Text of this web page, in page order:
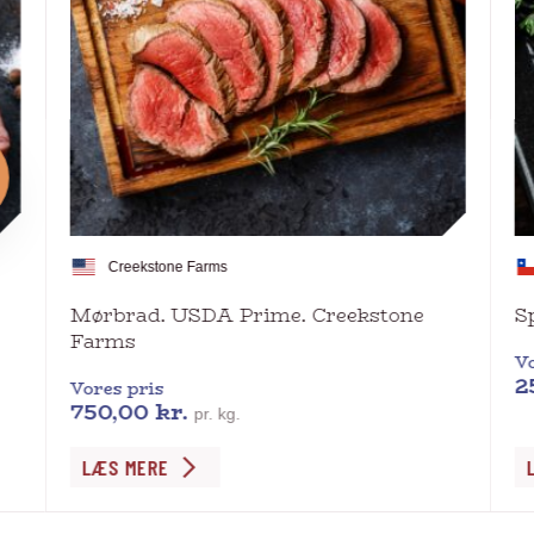
Creekstone Farms
Mørbrad. USDA Prime. Creekstone
Farms
Vores pris
750,00kr. pr. kg.
Dette
LÆS MERE